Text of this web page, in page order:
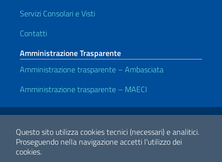
Questo sito utilizza cookies tecnici (necessari) e analitici.
Proseguendo nella navigazione accetti l'utilizzo dei
cookies.
Servizi Consolari e Visti
Contatti
Amministrazione Trasparente
Amministrazione trasparente – Ambasciata
Amministrazione trasparente – MAECI
Link Utili